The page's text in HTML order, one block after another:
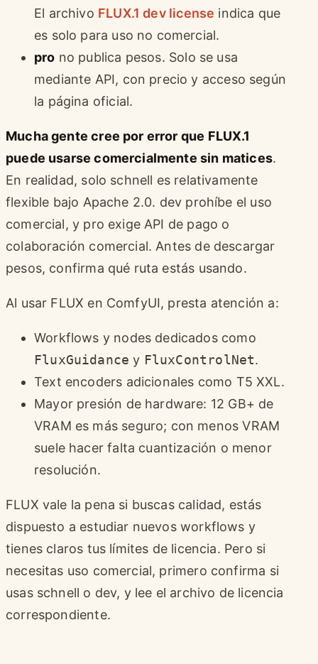
El archivo FLUX.1 dev license indica que
es solo para uso no comercial.
pro no publica pesos. Solo se usa
mediante API, con precio y acceso según
la página oficial.
Mucha gente cree por error que FLUX.1
puede usarse comercialmente sin matices.
En realidad, solo schnell es relativamente
flexible bajo Apache 2.0. dev prohíbe el uso
comercial, y pro exige API de pago o
colaboración comercial. Antes de descargar
pesos, confirma qué ruta estás usando.
Al usar FLUX en ComfyUI, presta atención a:
Workflows y nodes dedicados como
FluxGuidance y FluxControlNet.
Text encoders adicionales como T5 XXL.
Mayor presión de hardware: 12 GB+ de
VRAM es más seguro; con menos VRAM
suele hacer falta cuantización o menor
resolución.
FLUX vale la pena si buscas calidad, estás
dispuesto a estudiar nuevos workflows y
tienes claros tus límites de licencia. Pero si
necesitas uso comercial, primero confirma si
usas schnell o dev, y lee el archivo de licencia
correspondiente.